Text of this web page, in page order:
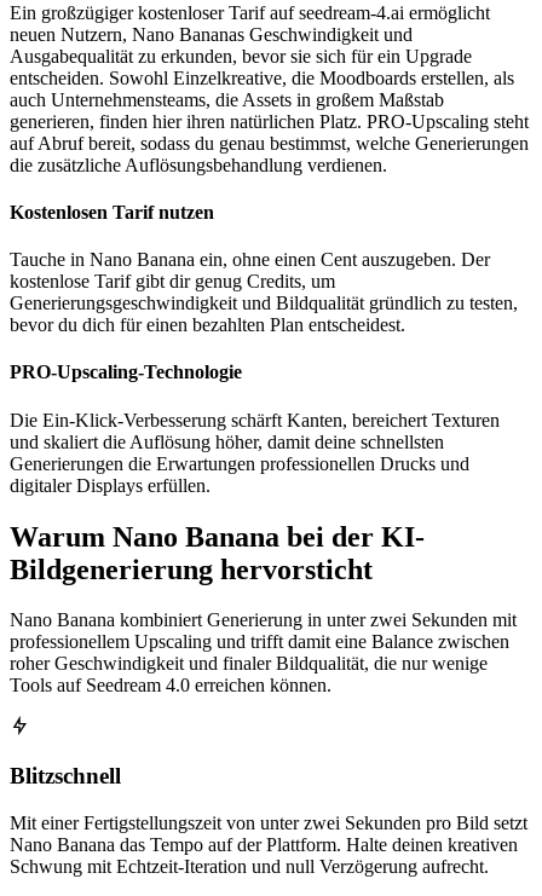
Ein großzügiger kostenloser Tarif auf seedream-4.ai ermöglicht
neuen Nutzern, Nano Bananas Geschwindigkeit und
Ausgabequalität zu erkunden, bevor sie sich für ein Upgrade
entscheiden. Sowohl Einzelkreative, die Moodboards erstellen, als
auch Unternehmensteams, die Assets in großem Maßstab
generieren, finden hier ihren natürlichen Platz. PRO-Upscaling steht
auf Abruf bereit, sodass du genau bestimmst, welche Generierungen
die zusätzliche Auflösungsbehandlung verdienen.
Kostenlosen Tarif nutzen
Tauche in Nano Banana ein, ohne einen Cent auszugeben. Der
kostenlose Tarif gibt dir genug Credits, um
Generierungsgeschwindigkeit und Bildqualität gründlich zu testen,
bevor du dich für einen bezahlten Plan entscheidest.
PRO-Upscaling-Technologie
Die Ein-Klick-Verbesserung schärft Kanten, bereichert Texturen
und skaliert die Auflösung höher, damit deine schnellsten
Generierungen die Erwartungen professionellen Drucks und
digitaler Displays erfüllen.
Warum Nano Banana bei der KI-
Bildgenerierung hervorsticht
Nano Banana kombiniert Generierung in unter zwei Sekunden mit
professionellem Upscaling und trifft damit eine Balance zwischen
roher Geschwindigkeit und finaler Bildqualität, die nur wenige
Tools auf Seedream 4.0 erreichen können.
Blitzschnell
Mit einer Fertigstellungszeit von unter zwei Sekunden pro Bild setzt
Nano Banana das Tempo auf der Plattform. Halte deinen kreativen
Schwung mit Echtzeit-Iteration und null Verzögerung aufrecht.